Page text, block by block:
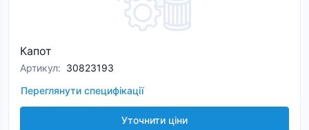
Капот
Артикул: 30823193
Переглянути специфікації
Уточнити ціни